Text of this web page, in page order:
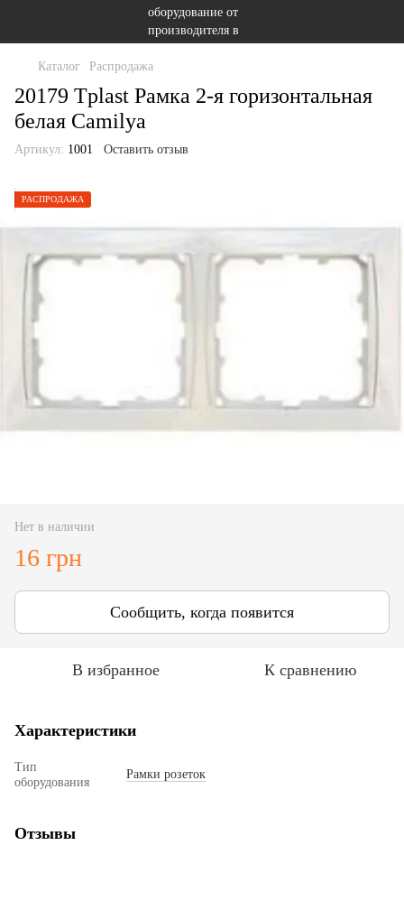
Каталог Распродажа
20179 Tplast Рамка 2-я горизонтальная
белая Camilya
Артикул: 1001 Оставить отзыв
РАСПРОДАЖА
Нет в наличии
16 грн
Сообщить, когда появится
В избранное К сравнению
Характеристики
Тип
оборудования
Рамки розеток
Отзывы